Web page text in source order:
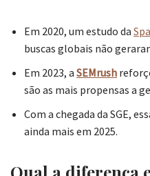
Em 2020, um estudo da
buscas globais não
Em 2023, a SEMrush
são as mais propensas a
Com a chegada da SGE,
ainda mais em 2025.